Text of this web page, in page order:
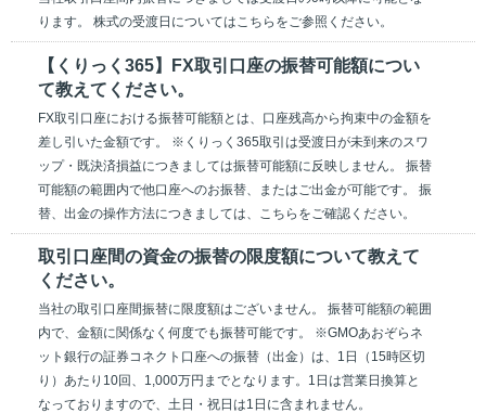
ります。 株式の受渡日についてはこちらをご参照ください。
【くりっく365】FX取引口座の振替可能額につい
て教えてください。
FX取引口座における振替可能額とは、口座残高から拘束中の金額を
差し引いた金額です。 ※くりっく365取引は受渡日が未到来のスワ
ップ・既決済損益につきましては振替可能額に反映しません。 振替
可能額の範囲内で他口座へのお振替、またはご出金が可能です。 振
替、出金の操作方法につきましては、こちらをご確認ください。
取引口座間の資金の振替の限度額について教えて
ください。
当社の取引口座間振替に限度額はございません。 振替可能額の範囲
内で、金額に関係なく何度でも振替可能です。 ※GMOあおぞらネ
ット銀行の証券コネクト口座への振替（出金）は、1日（15時区切
り）あたり10回、1,000万円までとなります。1日は営業日換算と
なっておりますので、土日・祝日は1日に含まれません。